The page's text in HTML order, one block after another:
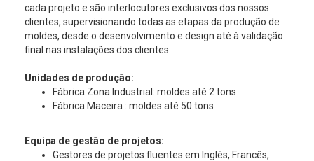
cada projeto e são interlocutores exclusivos dos nossos
clientes, supervisionando todas as etapas da produção de
moldes, desde o desenvolvimento e design até à validação
final nas instalações dos clientes.
Unidades de produção:
Fábrica Zona Industrial: moldes até 2 tons
Fábrica Maceira : moldes até 50 tons
Equipa de gestão de projetos:
Gestores de projetos fluentes em Inglês, Francês,